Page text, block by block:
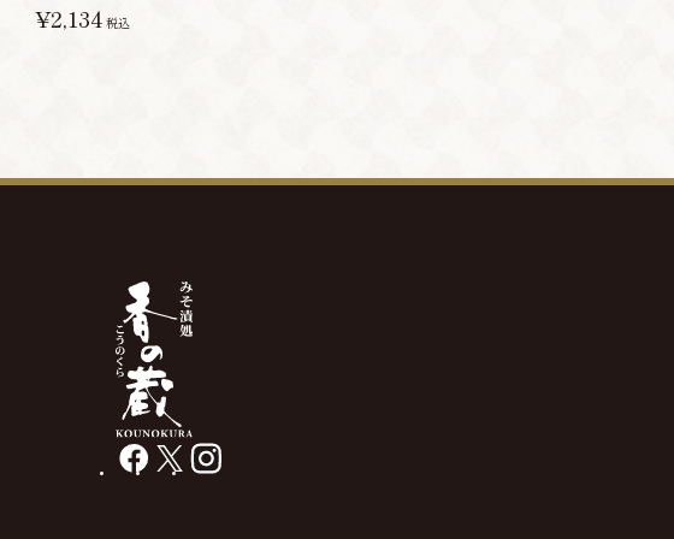
¥2,134税込
facebook
X instagram